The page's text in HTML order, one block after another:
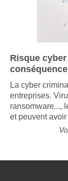
Risque
La cyber
entreprises.
ransomware...,
et peuvent avoir